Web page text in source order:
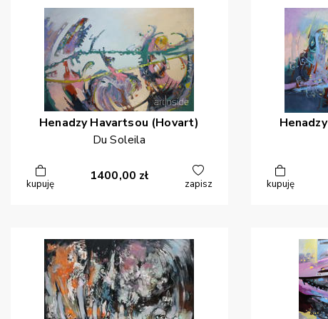
Henadzy Havartsou (Hovart)
Du Soleila
kupuję
1400,00 zł
zapisz
Henadzy
kupuję